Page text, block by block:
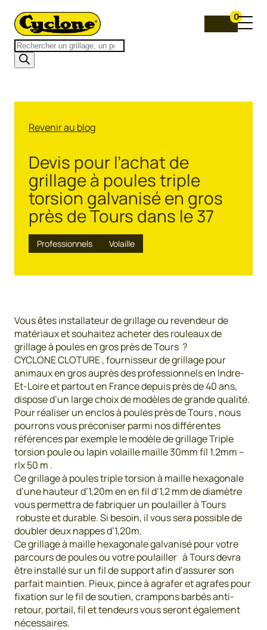
Recherche
de
produits
0
Revenir au blog
Devis pour l’achat de
grillage à poules triple
torsion galvanisé en gros
près de Tours dans le 37
Professionnels Volaille
Vous êtes installateur de grillage ou revendeur de
matériaux et souhaitez acheter des rouleaux de
grillage à poules en gros près de Tours ?
CYCLONE CLOTURE , fournisseur de grillage pour
animaux en gros auprès des professionnels en Indre-
Et-Loire et partout en France depuis près de 40 ans,
dispose d’un large choix de modèles de grande qualité.
Pour réaliser un enclos à poules près de Tours , nous
pourrons vous préconiser parmi nos différentes
références par exemple le modèle de grillage Triple
torsion poule ou lapin volaille maille 30mm fil 1.2mm –
rlx 50 m .
Ce grillage à poules triple torsion à maille hexagonale
d’une hauteur d’1,20m en en fil d’1,2 mm de diamètre
vous permettra de fabriquer un poulailler à Tours
robuste et durable. Si besoin, il vous sera possible de
doubler deux nappes d’1,20m.
Ce grillage à maille hexagonale galvanisé pour votre
parcours de poules ou votre poulailler à Tours devra
être installé sur un fil de support afin d’assurer son
parfait maintien. Pieux, pince à agrafer et agrafes pour
fixation sur le fil de soutien, crampons barbés anti-
retour, portail, fil et tendeurs vous seront également
nécessaires.